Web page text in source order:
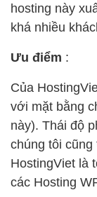
hosting này
khá nhiều
Ưu điểm :
Của
với mặt bằng
này). Thái độ
chúng tôi cũng
HostingViet là
các Hosting